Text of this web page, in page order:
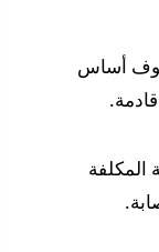
أساس
المكلفة